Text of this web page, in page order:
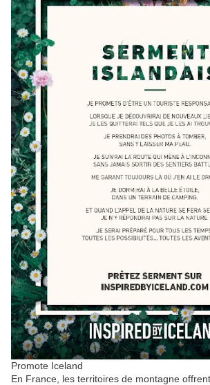
Promote Iceland
En France, les territoires de montagne